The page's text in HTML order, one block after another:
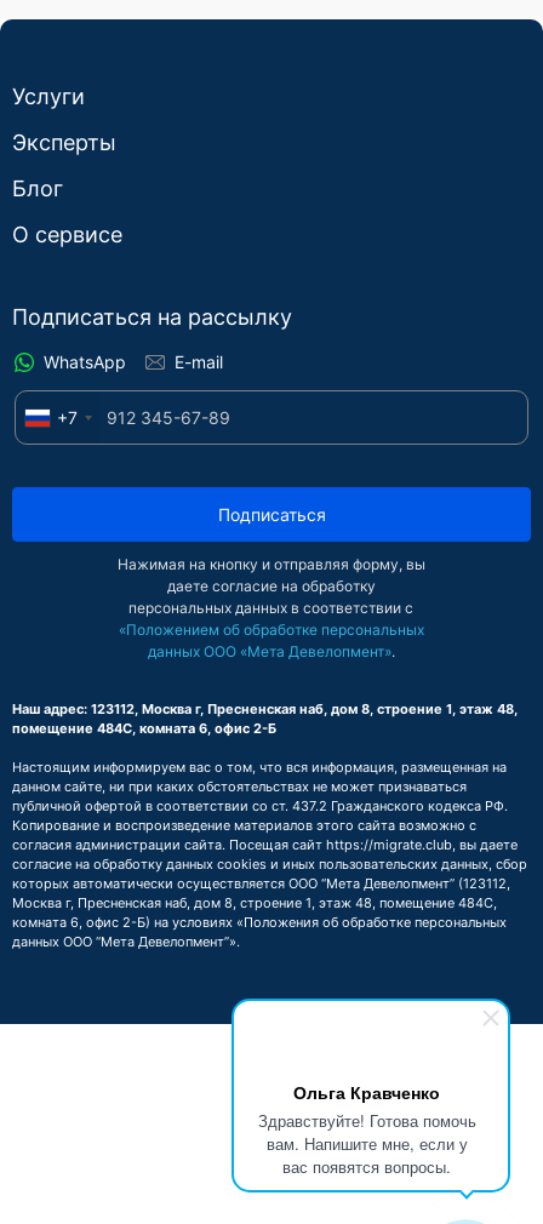
Ольга Кравченко
Здравствуйте! Готова помочь
вам. Напишите мне, если у
вас появятся вопросы.
Услуги
Эксперты
Блог
О сервисе
Подписаться на рассылку
WhatsApp E-mail
+7
Подписаться
Нажимая на кнопку и отправляя форму, вы
даете согласие на обработку
персональных данных в соответствии с
«Положением об обработке персональных
данных ООО «Мета Девелопмент».
Наш адрес: 123112, Москва г, Пресненская наб, дом 8, строение 1, этаж 48,
помещение 484С, комната 6, офис 2-Б
Настоящим информируем вас о том, что вся информация, размещенная на
данном сайте, ни при каких обстоятельствах не может признаваться
публичной офертой в соответствии со ст. 437.2 Гражданского кодекса РФ.
Копирование и воспроизведение материалов этого сайта возможно с
согласия администрации сайта. Посещая сайт https://migrate.club, вы даете
согласие на обработку данных cookies и иных пользовательских данных, сбор
которых автоматически осуществляется ООО “Мета Девелопмент” (123112,
Москва г, Пресненская наб, дом 8, строение 1, этаж 48, помещение 484С,
комната 6, офис 2-Б) на условиях «Положения об обработке персональных
данных ООО “Мета Девелопмент”».